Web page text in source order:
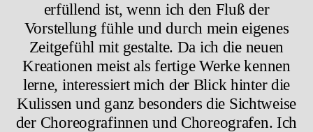
erfüllend ist, wenn ich den Fluß der
Vorstellung fühle und durch mein eigenes
Zeitgefühl mit gestalte. Da ich die neuen
Kreationen meist als fertige Werke kennen
lerne, interessiert mich der Blick hinter die
Kulissen und ganz besonders die Sichtweise
der Choreografinnen und Choreografen. Ich